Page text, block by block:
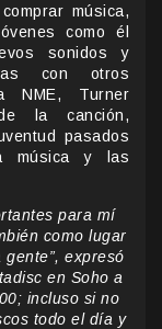
música,
como él
sonidos y
con otros
NME, Turner
la canción,
pasados
música y las
para mí
como lugar
expresó
en Soho a
incluso si no
todo el día y